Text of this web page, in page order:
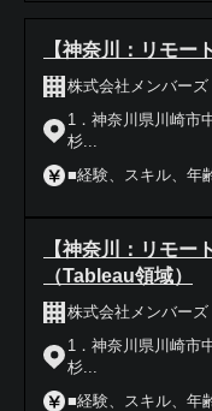
【神奈川：リモー
株式会社メンバーズ
1．神奈川県川崎市
杉...
■経験、スキル、年
【神奈川：リモー
（Tableau領域）
株式会社メンバーズ
1．神奈川県川崎市
杉...
■経験、スキル、年